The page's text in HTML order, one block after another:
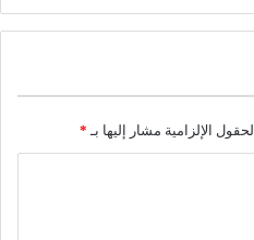
الحقول الإلزامية مشار إليها بـ *